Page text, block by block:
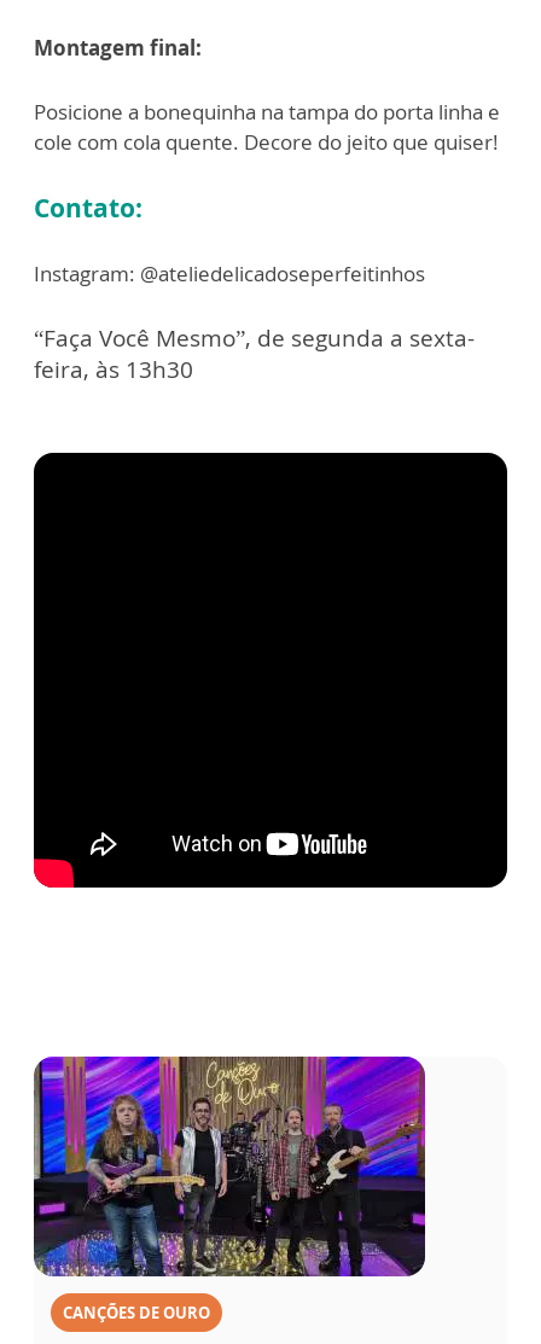
Montagem final:
Posicione a bonequinha na tampa do porta linha e
cole com cola quente. Decore do jeito que quiser!
Contato:
Instagram: @ateliedelicadoseperfeitinhos
“Faça Você Mesmo”, de segunda a sexta-
feira, às 13h30
CANÇÕES DE OURO